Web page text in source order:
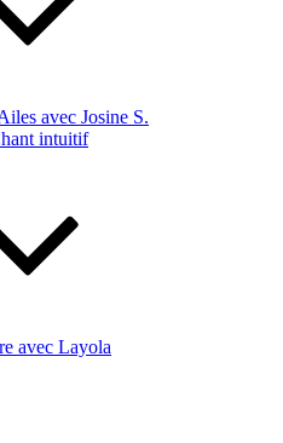
avec Josine S.
intuitif
avec Layola